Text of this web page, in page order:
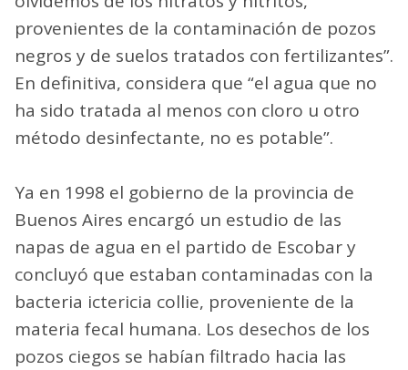
provenientes de la contaminación de pozos
negros y de suelos tratados con fertilizantes”.
En definitiva, considera que “el agua que no
ha sido tratada al menos con cloro u otro
método desinfectante, no es potable”.
Ya en 1998 el gobierno de la provincia de
Buenos Aires encargó un estudio de las
napas de agua en el partido de Escobar y
concluyó que estaban contaminadas con la
bacteria ictericia collie, proveniente de la
materia fecal humana. Los desechos de los
pozos ciegos se habían filtrado hacia las